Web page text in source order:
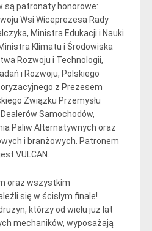
są patronaty honorowe:
Wsi Wiceprezesa Rady
Ministra Edukacji i Nauki
Klimatu i Środowiska
Rozwoju i Technologii,
i Rozwoju, Polskiego
z Prezesem
Związku Przemysłu
Samochodów,
Paliw Alternatywnych oraz
i branżowych. Patronem
VULCAN.
oraz wszystkim
się w ścisłym finale!
którzy od wielu już lat
mechaników, wyposażają